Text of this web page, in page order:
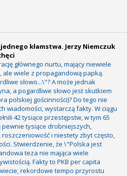
kłamstwa. Jerzy Niemczuk
głównego nurtu, mający niewiele
wiele z propagandową papką.
słowo...\"? A może jednak
a pogardliwe słowo jest skutkiem
polskiej gościnności)? Do tego nie
wiadomości, wystarczą fakty. W ciągu
42 tysiące przestępstw, w tym 65
tysiące drobniejszych,
i niestety zbyt często,
Stwierdzenie, że \"Polska jest
teza nie mająca wiele
Fakty to PKB per capita
rekordowe tempo przyrostu